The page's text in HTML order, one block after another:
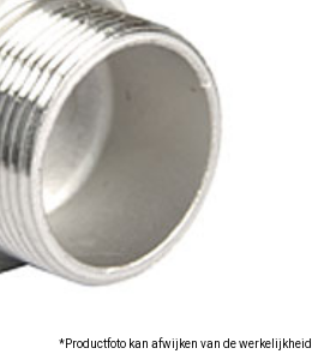
*Productfoto kan afwijken van de werkelijkheid